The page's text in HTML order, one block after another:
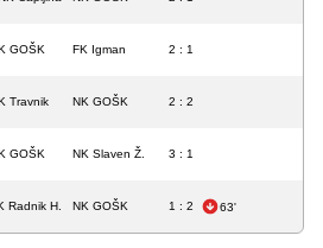
GOŠK FK Igman 2 : 1
Travnik NK GOŠK 2 : 2
GOŠK NK Slaven Ž. 3 : 1
Radnik H. NK GOŠK 1 : 2 63'